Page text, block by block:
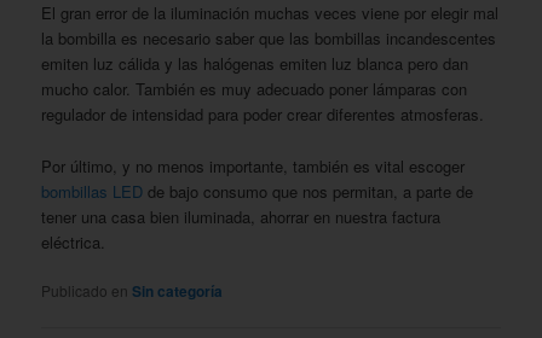
El gran error de la iluminación muchas veces viene por elegir mal
la bombilla es necesario saber que las bombillas incandescentes
emiten luz cálida y las halógenas emiten luz blanca pero dan
mucho calor. También es muy adecuado poner lámparas con
regulador de intensidad para poder crear diferentes atmosferas.
Por último, y no menos importante, también es vital escoger
bombillas LED de bajo consumo que nos permitan, a parte de
tener una casa bien iluminada, ahorrar en nuestra factura
eléctrica.
Publicado en Sin categoría